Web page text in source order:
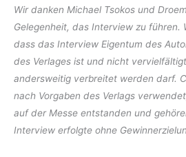
Wir danken Michael Tsokos und
Gelegenheit, das Interview zu führen.
dass das Interview Eigentum des
des Verlages ist und nicht
andersweitig verbreitet werden darf.
nach Vorgaben des Verlags
auf der Messe entstanden und
Interview erfolgte ohne